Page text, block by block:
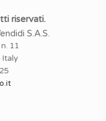
riservati.
S.A.S.
11
Italy